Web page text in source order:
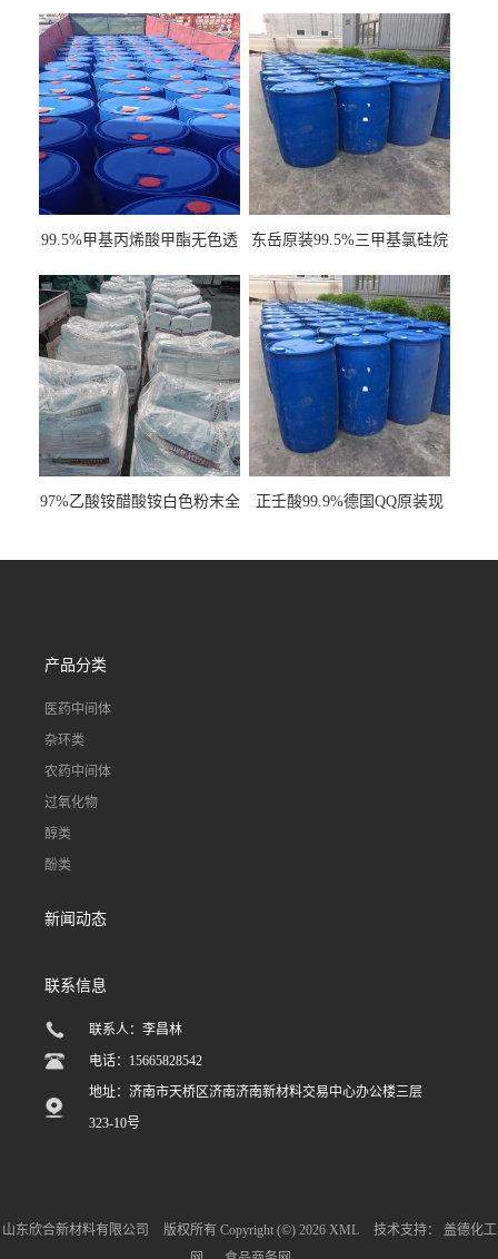
99.5%甲基丙烯酸甲酯无色透
东岳原装99.5%三甲基氯硅烷
97%乙酸铵醋酸铵白色粉末全
正壬酸99.9%德国QQ原装现
产品分类
医药中间体
杂环类
农药中间体
过氧化物
醇类
酚类
新闻动态
联系信息
联系人：李昌林
电话：15665828542
地址：济南市天桥区济南济南新材料交易中心办公楼三层
323-10号
山东欣合新材料有限公司 版权所有 Copyright (©) 2026 XML 技术支持：
盖德化工